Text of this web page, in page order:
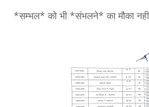
*सम्भल* को भी *संभलने* का मौका